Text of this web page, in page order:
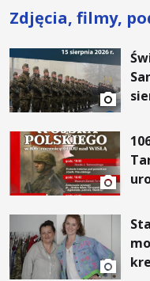
Zdjęcia, filmy,